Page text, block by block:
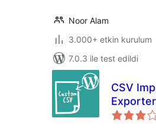
Noor Alam
3.000+ etkin kurulum
7.0.3 ile test edildi
CSV
Exporter